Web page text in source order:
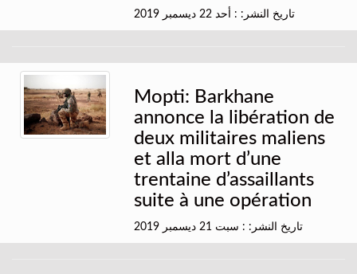
تاريخ النشر: : أحد 22 ديسمبر 2019
Mopti: Barkhane
annonce la libération de
deux militaires maliens
et alla mort d’une
trentaine d’assaillants
suite à une opération
تاريخ النشر: : سبت 21 ديسمبر 2019